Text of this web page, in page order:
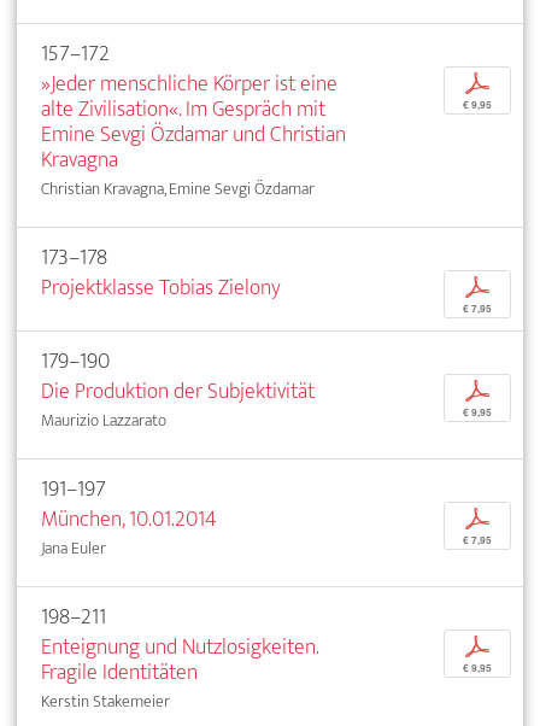
157–172
»Jeder menschliche Körper ist eine
alte Zivilisation«. Im Gespräch mit
Emine Sevgi Özdamar und Christian
Kravagna
Christian Kravagna, Emine Sevgi Özdamar
p
€ 9,95
173–178
Projektklasse Tobias Zielony
p
€ 7,95
179–190
Die Produktion der Subjektivität
Maurizio Lazzarato
p
€ 9,95
191–197
München, 10.01.2014
Jana Euler
p
€ 7,95
198–211
Enteignung und Nutzlosigkeiten.
Fragile Identitäten
Kerstin Stakemeier
p
€ 9,95